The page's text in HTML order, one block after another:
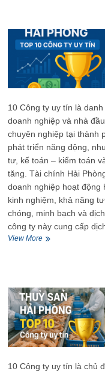
TOP
10
Công
uy
tín
10 Công ty uy tín là
doanh nghiệp và nhà
chuyên nghiệp tại thành
phát triển năng động,
tư, kế toán – kiểm toán
tăng. Tài chính Hải
doanh nghiệp hoạt động
kinh nghiệm, khả năng
chóng, minh bạch và
công ty này cung cấp
View MoreTài
TOP
10
Công
ty
uy
tín
10 Công ty uy tín là chủ